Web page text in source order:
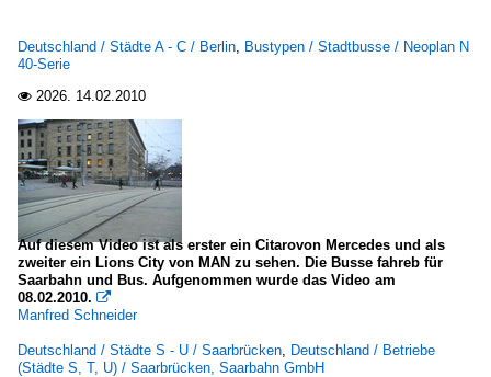
Deutschland / Städte A - C / Berlin, Bustypen / Stadtbusse / Neoplan N
40-Serie
 2026. 14.02.2010
Auf diesem Video ist als erster ein Citarovon Mercedes und als
zweiter ein Lions City von MAN zu sehen. Die Busse fahreb für
Saarbahn und Bus. Aufgenommen wurde das Video am
08.02.2010. 
Manfred Schneider
Deutschland / Städte S - U / Saarbrücken, Deutschland / Betriebe
(Städte S, T, U) / Saarbrücken, Saarbahn GmbH